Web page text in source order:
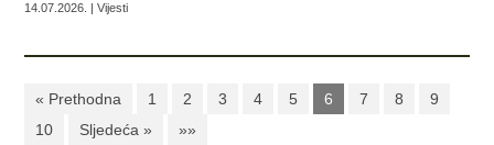
14.07.2026. | Vijesti
« Prethodna 1 2 3 4 5 6 7 8
9
10
Sljedeća » »»